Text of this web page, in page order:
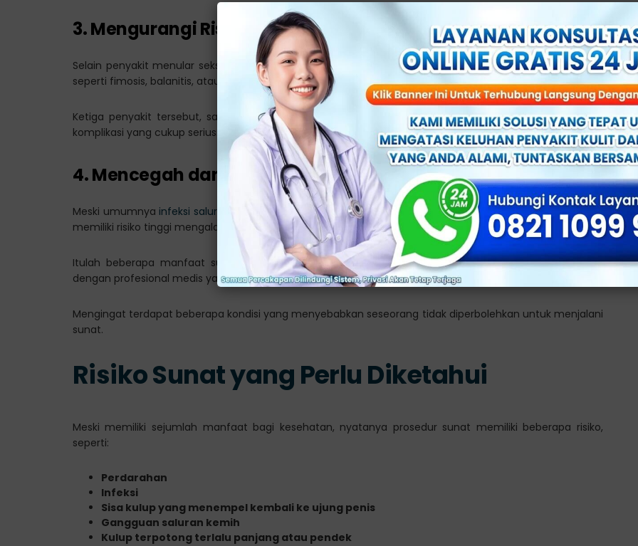
3. Mengurangi Risiko Penyakit Kelamin
Selain penyakit menular seksual, terdapat juga beberapa penyakit kelamin yang dapat menyerang pria,
seperti fimosis, balanitis, atau parafimosis.
Ketiga penyakit tersebut, sangat rentan di alami oleh pria yang tidak di sunat, dan memiliki berbagai
komplikasi yang cukup serius.
4. Mencegah dan Mengurangi Risiko Infeksi Saluran Kemih
Meski umumnya infeksi saluran kemih cenderung terjadi pada wanita, tetapi pria yang tidak di sunat juga
memiliki risiko tinggi mengalami ISK.
Itulah beberapa manfaat sunat bagi pria, tetapi sangat penting untuk berkonsultasi terlebih dahulu
dengan profesional medis yang tepat.
Mengingat terdapat beberapa kondisi yang menyebabkan seseorang tidak diperbolehkan untuk menjalani
sunat.
Risiko Sunat yang Perlu Diketahui
Meski memiliki sejumlah manfaat bagi kesehatan, nyatanya prosedur sunat memiliki beberapa risiko,
seperti:
Perdarahan
Infeksi
Sisa kulup yang menempel kembali ke ujung penis
Gangguan saluran kemih
Kulup terpotong terlalu panjang atau pendek